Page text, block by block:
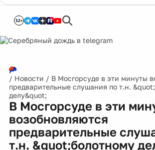
12+
/ Новости / В Мосгорсуде в эти минуты
предварительные слушания по т.н.
делу&quot;
В Мосгорсуде в эти
возобновляются
предварительные
т.н. &quot;болотному